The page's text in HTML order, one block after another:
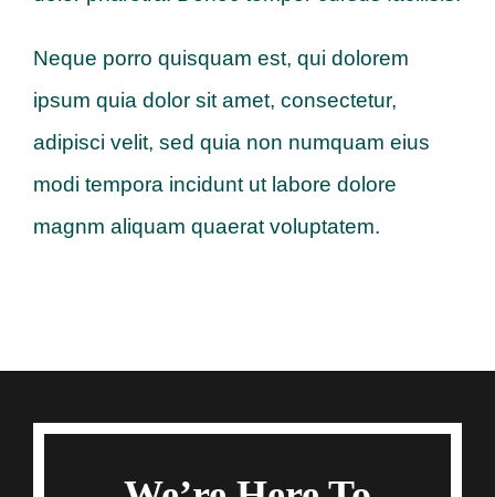
Neque porro quisquam est, qui dolorem
ipsum quia dolor sit amet, consectetur,
adipisci velit, sed quia non numquam eius
modi tempora incidunt ut labore dolore
magnm aliquam quaerat voluptatem.